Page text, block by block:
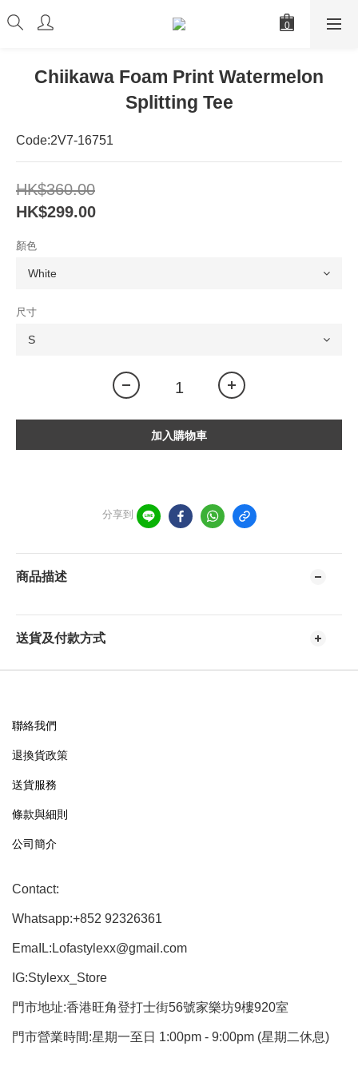
Chiikawa Foam Print Watermelon
Splitting Tee
Code:2V7-16751
HK$360.00
HK$299.00
顏色
尺寸
加入購物車
分享到
商品描述
送貨及付款方式
聯絡我們
退換貨政策
送貨服務
條款與細則
公司簡介
Contact:
Whatsapp:+852 92326361
EmaIL:Lofastylexx@gmail.com
IG:Stylexx_Store
門市地址:香港旺角登打士街56號家樂坊9樓920室
門市營業時間:星期一至日 1:00pm - 9:00pm (星期二休息)